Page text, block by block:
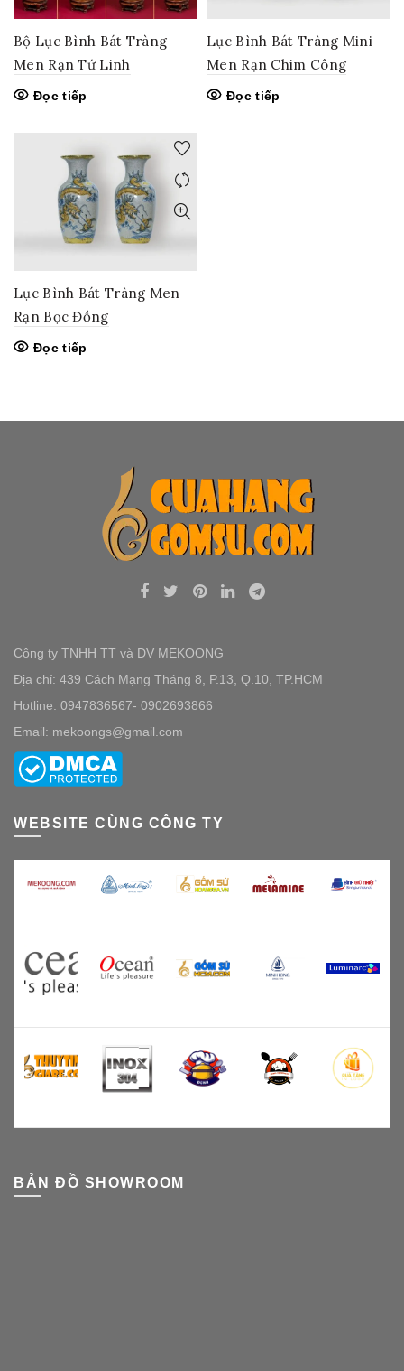
Bộ Lục Bình Bát Tràng
Men Rạn Tứ Linh
Đọc tiếp
Lục Bình Bát Tràng Mini
Men Rạn Chim Công
Đọc tiếp
Lục Bình Bát Tràng Men
Rạn Bọc Đồng
Đọc tiếp
Công ty TNHH TT và DV MEKOONG
Địa chỉ: 439 Cách Mạng Tháng 8, P.13, Q.10, TP.HCM
Hotline: 0947836567- 0902693866
Email: mekoongs@gmail.com
WEBSITE CÙNG CÔNG TY
BẢN ĐỒ SHOWROOM